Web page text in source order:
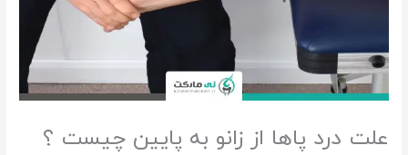
علت درد پاها از زانو به پایین چیست ؟